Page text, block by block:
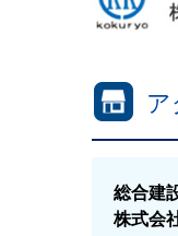
ア
総合建
株式会